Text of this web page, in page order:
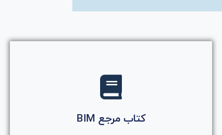
کتاب مرجع BIM
روی دکمه کلیک کنید